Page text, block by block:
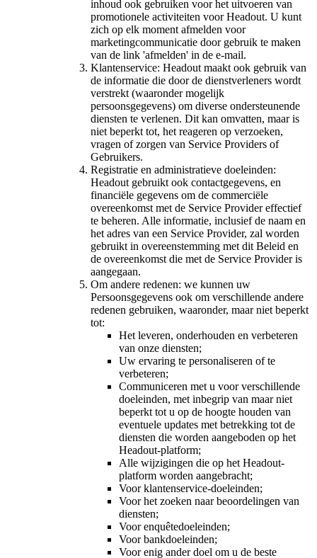
inhoud ook gebruiken voor het uitvoeren van
promotionele activiteiten voor Headout. U kunt
zich op elk moment afmelden voor
marketingcommunicatie door gebruik te maken
van de link 'afmelden' in de e-mail.
Klantenservice: Headout maakt ook gebruik van
de informatie die door de dienstverleners wordt
verstrekt (waaronder mogelijk
persoonsgegevens) om diverse ondersteunende
diensten te verlenen. Dit kan omvatten, maar is
niet beperkt tot, het reageren op verzoeken,
vragen of zorgen van Service Providers of
Gebruikers.
Registratie en administratieve doeleinden:
Headout gebruikt ook contactgegevens, en
financiële gegevens om de commerciële
overeenkomst met de Service Provider effectief
te beheren. Alle informatie, inclusief de naam en
het adres van een Service Provider, zal worden
gebruikt in overeenstemming met dit Beleid en
de overeenkomst die met de Service Provider is
aangegaan.
Om andere redenen: we kunnen uw
Persoonsgegevens ook om verschillende andere
redenen gebruiken, waaronder, maar niet beperkt
tot:
Het leveren, onderhouden en verbeteren
van onze diensten;
Uw ervaring te personaliseren of te
verbeteren;
Communiceren met u voor verschillende
doeleinden, met inbegrip van maar niet
beperkt tot u op de hoogte houden van
eventuele updates met betrekking tot de
diensten die worden aangeboden op het
Headout-platform;
Alle wijzigingen die op het Headout-
platform worden aangebracht;
Voor klantenservice-doeleinden;
Voor het zoeken naar beoordelingen van
diensten;
Voor enquêtedoeleinden;
Voor bankdoeleinden;
Voor enig ander doel om u de beste